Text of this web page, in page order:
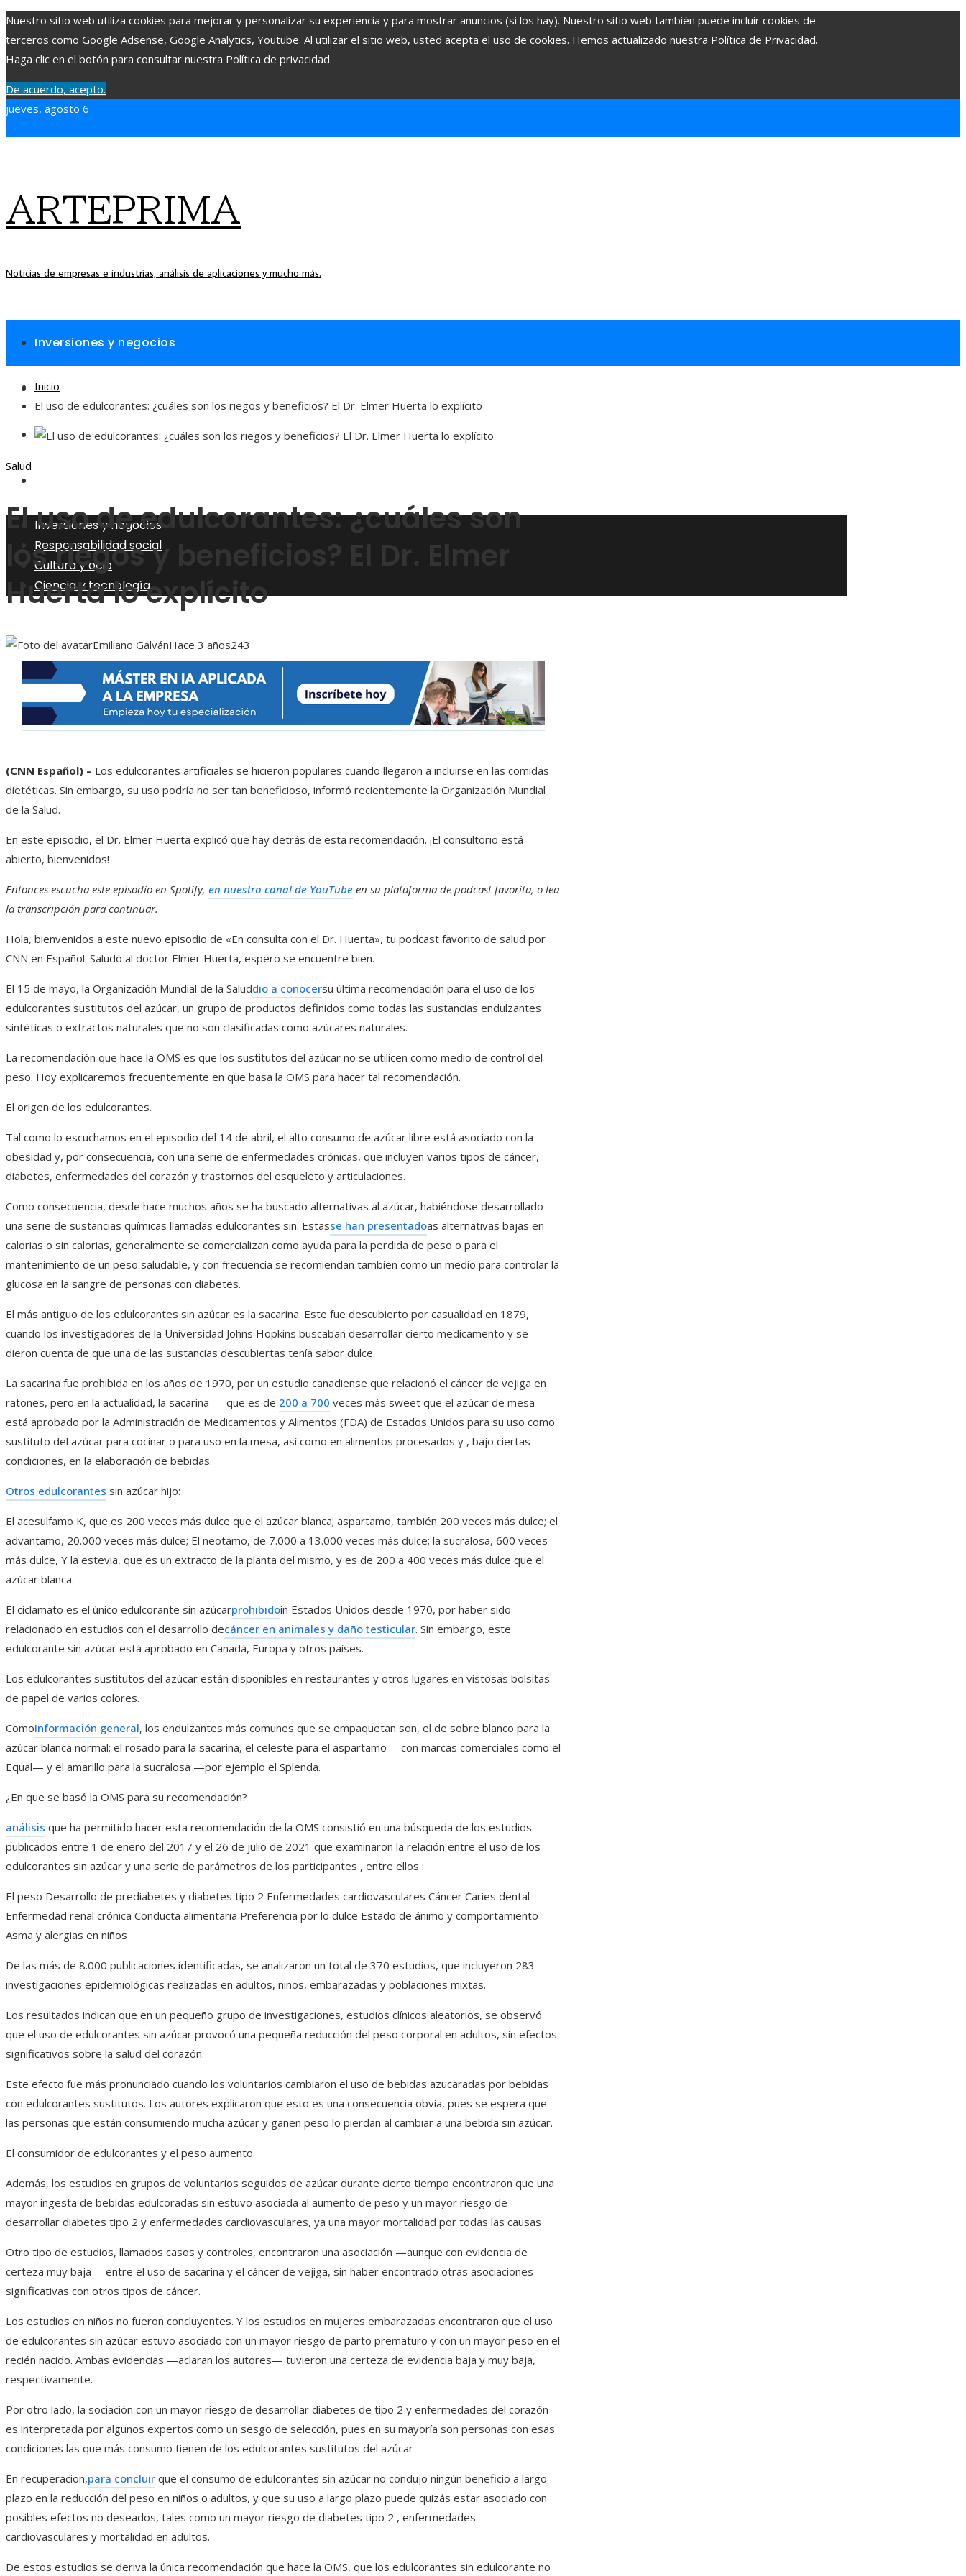
Nuestro sitio web utiliza cookies para mejorar y personalizar su experiencia y para mostrar anuncios (si los hay). Nuestro sitio web también puede incluir cookies de
terceros como Google Adsense, Google Analytics, Youtube. Al utilizar el sitio web, usted acepta el uso de cookies. Hemos actualizado nuestra Política de Privacidad.
Haga clic en el botón para consultar nuestra Política de privacidad.
De acuerdo, acepto.
jueves, agosto 6
ARTEPRIMA
Noticias de empresas e industrias, análisis de aplicaciones y mucho más.
Inversiones y negocios
Responsabilidad social
Cultura y ocio
Inversiones y negocios
Responsabilidad social
Cultura y ocio
Ciencia y tecnología
Inicio
El uso de edulcorantes: ¿cuáles son los riegos y beneficios? El Dr. Elmer Huerta lo explícito
Salud
El uso de edulcorantes: ¿cuáles son
los riegos y beneficios? El Dr. Elmer
Huerta lo explícito
Emiliano GalvánHace 3 años243
(CNN Español) – Los edulcorantes artificiales se hicieron populares cuando llegaron a incluirse en las comidas
dietéticas. Sin embargo, su uso podría no ser tan beneficioso, informó recientemente la Organización Mundial
de la Salud.
En este episodio, el Dr. Elmer Huerta explicó que hay detrás de esta recomendación. ¡El consultorio está
abierto, bienvenidos!
Entonces escucha este episodio en Spotify, en nuestro canal de YouTube en su plataforma de podcast favorita, o lea
la transcripción para continuar.
Hola, bienvenidos a este nuevo episodio de «En consulta con el Dr. Huerta», tu podcast favorito de salud por
CNN en Español. Saludó al doctor Elmer Huerta, espero se encuentre bien.
El 15 de mayo, la Organización Mundial de la Saluddio a conocersu última recomendación para el uso de los
edulcorantes sustitutos del azúcar, un grupo de productos definidos como todas las sustancias endulzantes
sintéticas o extractos naturales que no son clasificadas como azúcares naturales.
La recomendación que hace la OMS es que los sustitutos del azúcar no se utilicen como medio de control del
peso. Hoy explicaremos frecuentemente en que basa la OMS para hacer tal recomendación.
El origen de los edulcorantes.
Tal como lo escuchamos en el episodio del 14 de abril, el alto consumo de azúcar libre está asociado con la
obesidad y, por consecuencia, con una serie de enfermedades crónicas, que incluyen varios tipos de cáncer,
diabetes, enfermedades del corazón y trastornos del esqueleto y articulaciones.
Como consecuencia, desde hace muchos años se ha buscado alternativas al azúcar, habiéndose desarrollado
una serie de sustancias químicas llamadas edulcorantes sin. Estasse han presentadoas alternativas bajas en
calorias o sin calorias, generalmente se comercializan como ayuda para la perdida de peso o para el
mantenimiento de un peso saludable, y con frecuencia se recomiendan tambien como un medio para controlar la
glucosa en la sangre de personas con diabetes.
El más antiguo de los edulcorantes sin azúcar es la sacarina. Este fue descubierto por casualidad en 1879,
cuando los investigadores de la Universidad Johns Hopkins buscaban desarrollar cierto medicamento y se
dieron cuenta de que una de las sustancias descubiertas tenía sabor dulce.
La sacarina fue prohibida en los años de 1970, por un estudio canadiense que relacionó el cáncer de vejiga en
ratones, pero en la actualidad, la sacarina — que es de 200 a 700 veces más sweet que el azúcar de mesa—
está aprobado por la Administración de Medicamentos y Alimentos (FDA) de Estados Unidos para su uso como
sustituto del azúcar para cocinar o para uso en la mesa, así como en alimentos procesados ​​​​​​y , bajo ciertas
condiciones, en la elaboración de bebidas.
Otros edulcorantes sin azúcar hijo:
El acesulfamo K, que es 200 veces más dulce que el azúcar blanca; aspartamo, también 200 veces más dulce; el
advantamo, 20.000 veces más dulce; El neotamo, de 7.000 a 13.000 veces más dulce; la sucralosa, 600 veces
más dulce, Y la estevia, que es un extracto de la planta del mismo, y es de 200 a 400 veces más dulce que el
azúcar blanca.
El ciclamato es el único edulcorante sin azúcarprohibidoin Estados Unidos desde 1970, por haber sido
relacionado en estudios con el desarrollo decáncer en animales y daño testicular. Sin embargo, este
edulcorante sin azúcar está aprobado en Canadá, Europa y otros países.
Los edulcorantes sustitutos del azúcar están disponibles en restaurantes y otros lugares en vistosas bolsitas
de papel de varios colores.
ComoInformación general, los endulzantes más comunes que se empaquetan son, el de sobre blanco para la
azúcar blanca normal; el rosado para la sacarina, el celeste para el aspartamo —con marcas comerciales como el
Equal— y el amarillo para la sucralosa —por ejemplo el Splenda.
¿En que se basó la OMS para su recomendación?
análisis que ha permitido hacer esta recomendación de la OMS consistió en una búsqueda de los estudios
publicados entre 1 de enero del 2017 y el 26 de julio de 2021 que examinaron la relación entre el uso de los
edulcorantes sin azúcar y una serie de parámetros de los participantes , entre ellos :
El peso Desarrollo de prediabetes y diabetes tipo 2 Enfermedades cardiovasculares Cáncer Caries dental
Enfermedad renal crónica Conducta alimentaria Preferencia por lo dulce Estado de ánimo y comportamiento
Asma y alergias en niños
De las más de 8.000 publicaciones identificadas, se analizaron un total de 370 estudios, que incluyeron 283
investigaciones epidemiológicas realizadas en adultos, niños, embarazadas y poblaciones mixtas.
Los resultados indican que en un pequeño grupo de investigaciones, estudios clínicos aleatorios, se observó
que el uso de edulcorantes sin azúcar provocó una pequeña reducción del peso corporal en adultos, sin efectos
significativos sobre la salud del corazón.
Este efecto fue más pronunciado cuando los voluntarios cambiaron el uso de bebidas azucaradas por bebidas
con edulcorantes sustitutos. Los autores explicaron que esto es una consecuencia obvia, pues se espera que
las personas que están consumiendo mucha azúcar y ganen peso lo pierdan al cambiar a una bebida sin azúcar.
El consumidor de edulcorantes y el peso aumento
Además, los estudios en grupos de voluntarios seguidos de azúcar durante cierto tiempo encontraron que una
mayor ingesta de bebidas edulcoradas sin estuvo asociada al aumento de peso y un mayor riesgo de
desarrollar diabetes tipo 2 y enfermedades cardiovasculares, ya una mayor mortalidad por todas las causas
Otro tipo de estudios, llamados casos y controles, encontraron una asociación —aunque con evidencia de
certeza muy baja— entre el uso de sacarina y el cáncer de vejiga, sin haber encontrado otras asociaciones
significativas con otros tipos de cáncer.
Los estudios en niños no fueron concluyentes. Y los estudios en mujeres embarazadas encontraron que el uso
de edulcorantes sin azúcar estuvo asociado con un mayor riesgo de parto prematuro y con un mayor peso en el
recién nacido. Ambas evidencias —aclaran los autores— tuvieron una certeza de evidencia baja y muy baja,
respectivamente.
Por otro lado, la sociación con un mayor riesgo de desarrollar diabetes de tipo 2 y enfermedades del corazón
es interpretada por algunos expertos como un sesgo de selección, pues en su mayoría son personas con esas
condiciones las que más consumo tienen de los edulcorantes sustitutos del azúcar
En recuperacion,para concluir que el consumo de edulcorantes sin azúcar no condujo ningún beneficio a largo
plazo en la reducción del peso en niños o adultos, y que su uso a largo plazo puede quizás estar asociado con
posibles efectos no deseados, tales como un mayor riesgo de diabetes tipo 2 , enfermedades
cardiovasculares y mortalidad en adultos.
De estos estudios se deriva la única recomendación que hace la OMS, que los edulcorantes sin edulcorante no